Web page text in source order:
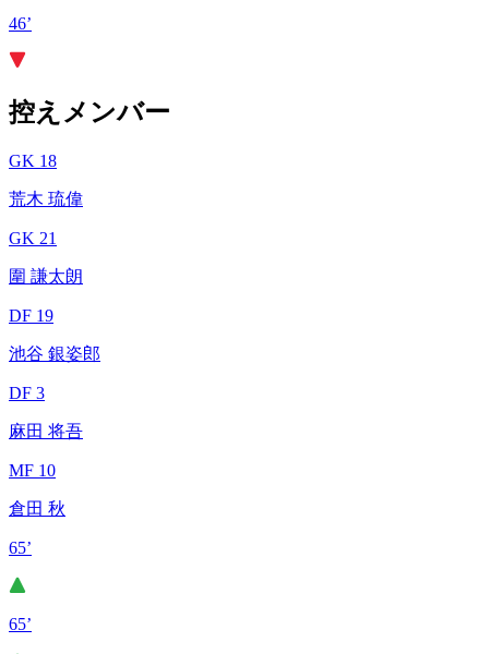
46’
控えメンバー
GK 18
荒木 琉偉
GK 21
圍 謙太朗
DF 19
池谷 銀姿郎
DF 3
麻田 将吾
MF 10
倉田 秋
65’
65’